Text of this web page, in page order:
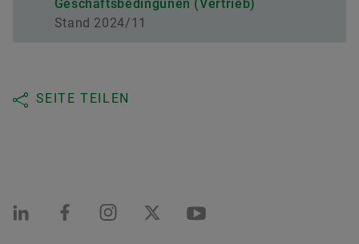
Geschäftsbedingunen (Vertrieb)
Stand 2024/11
SEITE TEILEN